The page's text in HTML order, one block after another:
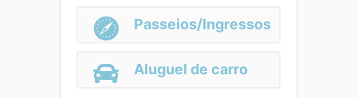
Passeios/Ingressos
Aluguel de carro